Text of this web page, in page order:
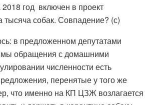
год включен в проект
собак. Совпадение? (с)
в предложенном депутатами
обращения с домашними
численности есть
перенятые у того же
что именно на КП ЦЗЖ возлагается